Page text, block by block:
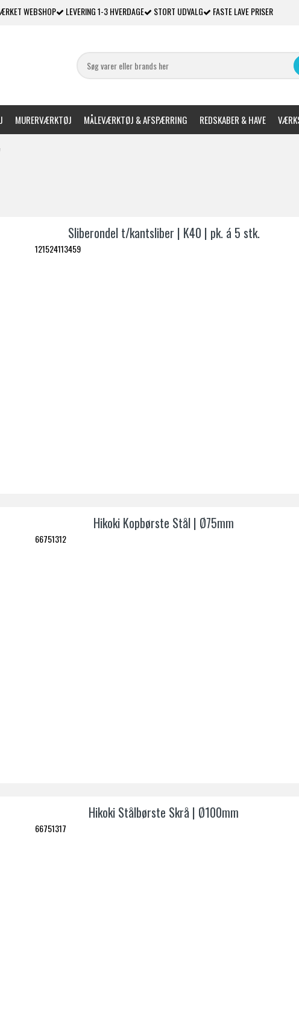
WEBSHOP LEVERING 1-3 HVERDAGE STORT UDVALG FASTE LAVE PRISER
MURERVÆRKTØJ MÅLEVÆRKTØJ & AFSPÆRRING REDSKABER & HAVE
Sliberondel t/kantsliber | K40 | pk. á 5 stk.
121524113459
Hikoki Kopbørste Stål | Ø75mm
66751312
Hikoki Stålbørste Skrå | Ø100mm
66751317